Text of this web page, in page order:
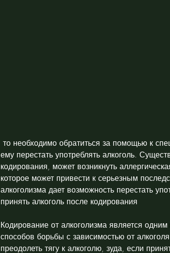
ему перестать употреблять алкоголь.
кодирования, может возникнуть
которое может привести к серьезным
алкоголизма дает возможность перестать
принять алкоголь после кодирования
Кодирование от алкоголизма является
способов борьбы с зависимостью от
преодолеть тягу к алкоголю, зуда, если